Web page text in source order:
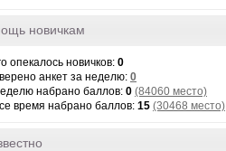
новичкам
опекалось новичков: 0
анкет за неделю: 0
набрано баллов: 0 (84060 место)
время набрано баллов: 15 (30468 место)